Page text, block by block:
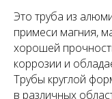
Это труба из
примеси магния,
хорошей
коррозии и
Трубы круглой
в различных